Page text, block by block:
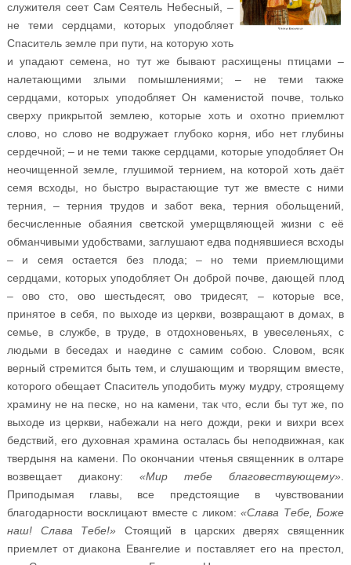
служителя сеет Сам Сеятель Небесный, –
не теми сердцами, которых уподобляет
Спаситель земле при пути, на которую хоть
и упадают семена, но тут же бывают расхищены птицами –
налетающими злыми помышлениями; – не теми также
сердцами, которых уподобляет Он каменистой почве, только
сверху прикрытой землею, которые хоть и охотно приемлют
слово, но слово не водружает глубоко корня, ибо нет глубины
сердечной; – и не теми также сердцами, которые уподобляет Он
неочищенной земле, глушимой тернием, на которой хоть даёт
семя всходы, но быстро вырастающие тут же вместе с ними
терния, – терния трудов и забот века, терния обольщений,
бесчисленные обаяния светской умерщвляющей жизни с её
обманчивыми удобствами, заглушают едва поднявшиеся всходы
– и семя остается без плода; – но теми приемлющими
сердцами, которых уподобляет Он доброй почве, дающей плод
– ово сто, ово шестьдесят, ово тридесят, – которые все,
принятое в себя, по выходе из церкви, возвращают в домах, в
семье, в службе, в труде, в отдохновеньях, в увеселеньях, с
людьми в беседах и наедине с самим собою. Словом, всяк
верный стремится быть тем, и слушающим и творящим вместе,
которого обещает Спаситель уподобить мужу мудру, строящему
храмину не на песке, но на камени, так что, если бы тут же, по
выходе из церкви, набежали на него дожди, реки и вихри всех
бедствий, его духовная храмина осталась бы неподвижная, как
твердыня на камени. По окончании чтенья священник в олтаре
возвещает диакону: «Мир тебе благовествующему»
Приподымая главы, все предстоящие в чувствовании
благодарности восклицают вместе с ликом:«Слава Тебе, Боже
наш! Слава Тебе!» Стоящий в царских дверях священник
приемлет от диакона Евангелие и поставляет его на престол,